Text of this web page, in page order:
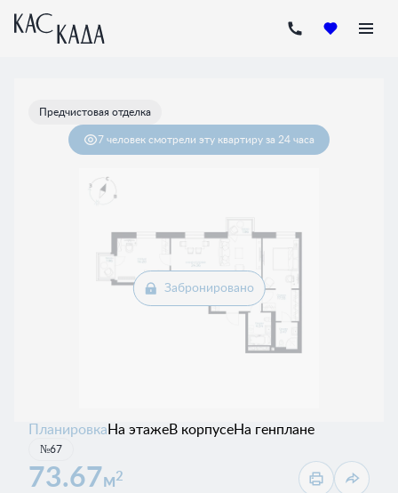
2-комнатная Цена по запросу
Предчистовая отделка
7 человек смотрели эту квартиру за 24 часа
Забронировано
Планировка На этажеВ корпусеНа генплане
№67
73.67м2